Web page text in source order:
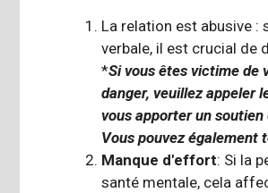
La relation est abusive :
verbale, il est crucial de
*Si vous êtes victime de
danger, veuillez appeler
vous apporter un
Vous pouvez également
Manque d'effort: Si la
santé mentale, cela